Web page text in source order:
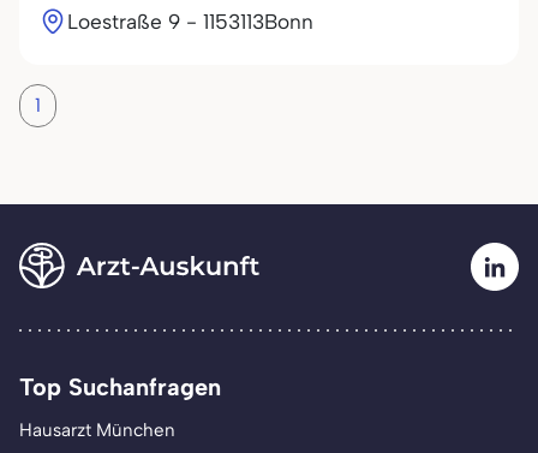
Loestraße 9 - 1153113Bonn
1
Top Suchanfragen
Hausarzt München